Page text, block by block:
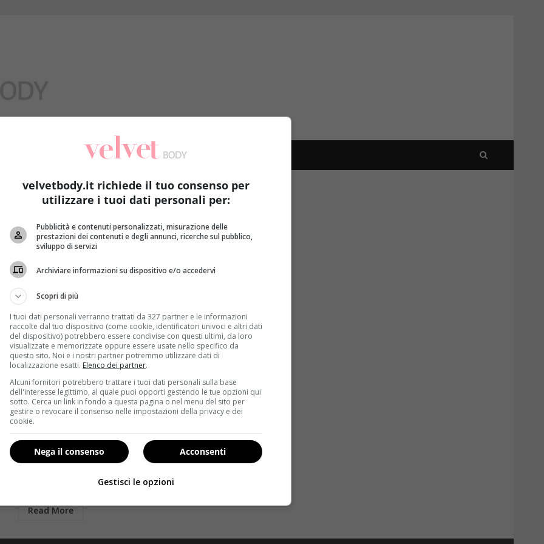
Esercizi a casa
Ginocchia grosse: esercizi e rimedi per averle più fini
Redazione 25 Luglio 2014
Quello delle ginocchia grosse è un problema
Read More
velvetbody.it richiede il tuo consenso per
utilizzare i tuoi dati personali per:
Pubblicità e contenuti personalizzati, misurazione delle
prestazioni dei contenuti e degli annunci, ricerche sul pubblico,
sviluppo di servizi
Archiviare informazioni su dispositivo e/o accedervi
Scopri di più
I tuoi dati personali verranno trattati da 327 partner e le informazioni
raccolte dal tuo dispositivo (come cookie, identificatori univoci e altri dati
del dispositivo) potrebbero essere condivise con questi ultimi, da loro
visualizzate e memorizzate oppure essere usate nello specifico da
questo sito. Noi e i nostri partner potremmo utilizzare dati di
localizzazione esatti. Elenco dei partner.
Alcuni fornitori potrebbero trattare i tuoi dati personali sulla base
dell'interesse legittimo, al quale puoi opporti gestendo le tue opzioni qui
sotto. Cerca un link in fondo a questa pagina o nel menu del sito per
gestire o revocare il consenso nelle impostazioni della privacy e dei
cookie.
Acconsenti
Nega il consenso
Gestisci le opzioni